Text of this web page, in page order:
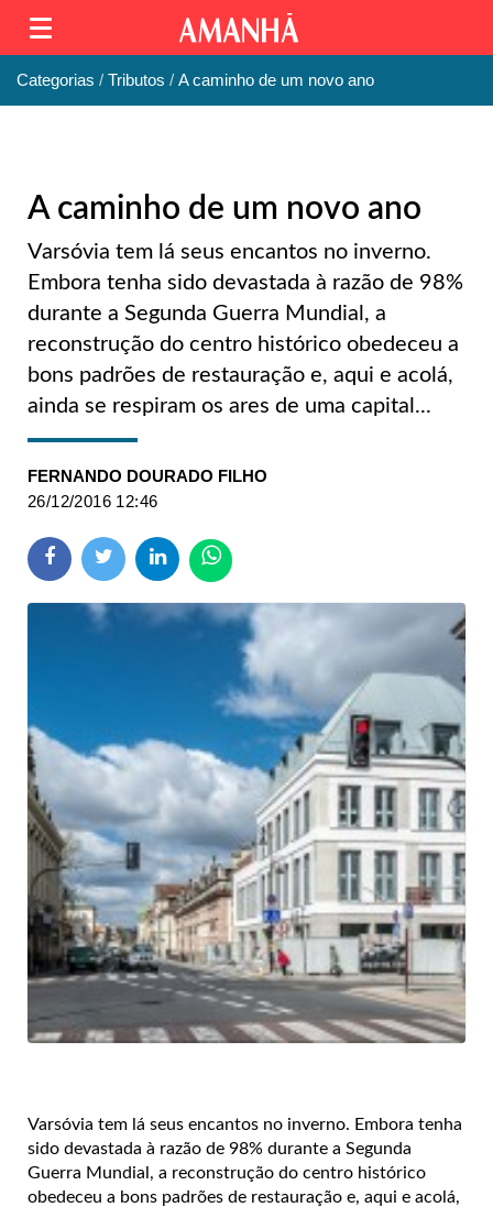
Categorias Tributos A caminho de um novo ano
A caminho de um novo ano
Varsóvia tem lá seus encantos no inverno.
Embora tenha sido devastada à razão de 98%
durante a Segunda Guerra Mundial, a
reconstrução do centro histórico obedeceu a
bons padrões de restauração e, aqui e acolá,
ainda se respiram os ares de uma capital...
FERNANDO DOURADO FILHO
26/12/2016 12:46
Varsóvia tem lá seus encantos no inverno. Embora tenha
sido devastada à razão de 98% durante a Segunda
Guerra Mundial, a reconstrução do centro histórico
obedeceu a bons padrões de restauração e, aqui e acolá,